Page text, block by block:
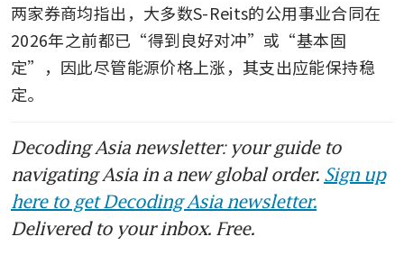
两家券商均指出，大多数S-Reits的公用事业合同在
2026年之前都已“得到良好对冲”或“基本固
定”，因此尽管能源价格上涨，其支出应能保持稳
定。
Decoding Asia newsletter: your guide to
navigating Asia in a new global order. Sign up
here to get Decoding Asia newsletter.
Delivered to your inbox. Free.